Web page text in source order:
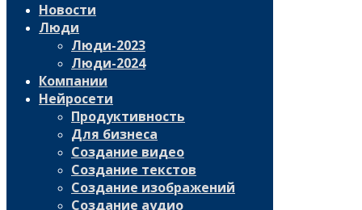
Новости
Люди
Люди-2023
Люди-2024
Компании
Нейросети
Продуктивность
Для бизнеса
Создание видео
Создание текстов
Создание изображений
Создание аудио